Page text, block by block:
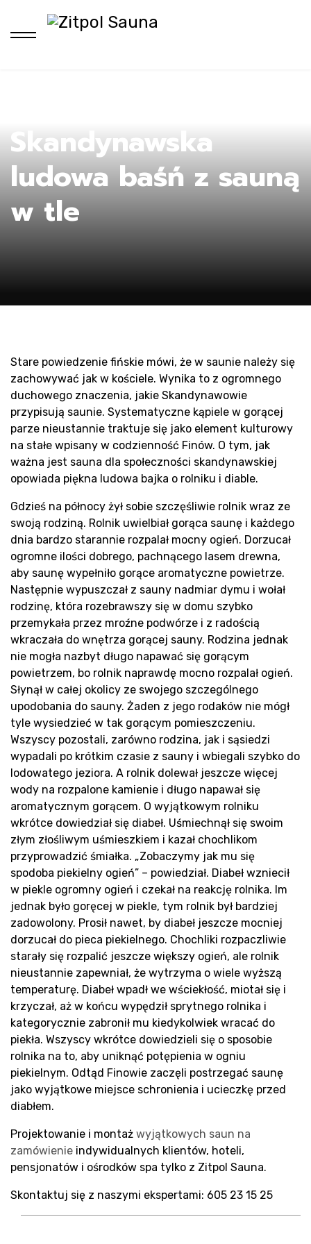
Skandynawska
ludowa baśń z sauną
w tle
Stare powiedzenie fińskie mówi, że w saunie należy się
zachowywać jak w kościele. Wynika to z ogromnego
duchowego znaczenia, jakie Skandynawowie
przypisują saunie. Systematyczne kąpiele w gorącej
parze nieustannie traktuje się jako element kulturowy
na stałe wpisany w codzienność Finów. O tym, jak
ważna jest sauna dla społeczności skandynawskiej
opowiada piękna ludowa bajka o rolniku i diable.
Gdzieś na północy żył sobie szczęśliwie rolnik wraz ze
swoją rodziną. Rolnik uwielbiał gorąca saunę i każdego
dnia bardzo starannie rozpalał mocny ogień. Dorzucał
ogromne ilości dobrego, pachnącego lasem drewna,
aby saunę wypełniło gorące aromatyczne powietrze.
Następnie wypuszczał z sauny nadmiar dymu i wołał
rodzinę, która rozebrawszy się w domu szybko
przemykała przez mroźne podwórze i z radością
wkraczała do wnętrza gorącej sauny. Rodzina jednak
nie mogła nazbyt długo napawać się gorącym
powietrzem, bo rolnik naprawdę mocno rozpalał ogień.
Słynął w całej okolicy ze swojego szczególnego
upodobania do sauny. Żaden z jego rodaków nie mógł
tyle wysiedzieć w tak gorącym pomieszczeniu.
Wszyscy pozostali, zarówno rodzina, jak i sąsiedzi
wypadali po krótkim czasie z sauny i wbiegali szybko do
lodowatego jeziora. A rolnik dolewał jeszcze więcej
wody na rozpalone kamienie i długo napawał się
aromatycznym gorącem. O wyjątkowym rolniku
wkrótce dowiedział się diabeł. Uśmiechnął się swoim
złym złośliwym uśmieszkiem i kazał chochlikom
przyprowadzić śmiałka. „Zobaczymy jak mu się
spodoba piekielny ogień” – powiedział. Diabeł wzniecił
w piekle ogromny ogień i czekał na reakcję rolnika. Im
jednak było goręcej w piekle, tym rolnik był bardziej
zadowolony. Prosił nawet, by diabeł jeszcze mocniej
dorzucał do pieca piekielnego. Chochliki rozpaczliwie
starały się rozpalić jeszcze większy ogień, ale rolnik
nieustannie zapewniał, że wytrzyma o wiele wyższą
temperaturę. Diabeł wpadł we wściekłość, miotał się i
krzyczał, aż w końcu wypędził sprytnego rolnika i
kategorycznie zabronił mu kiedykolwiek wracać do
piekła. Wszyscy wkrótce dowiedzieli się o sposobie
rolnika na to, aby uniknąć potępienia w ogniu
piekielnym. Odtąd Finowie zaczęli postrzegać saunę
jako wyjątkowe miejsce schronienia i ucieczkę przed
diabłem.
Projektowanie i montaż wyjątkowych saun na
zamówienie indywidualnych klientów, hoteli,
pensjonatów i ośrodków spa tylko z Zitpol Sauna.
Skontaktuj się z naszymi ekspertami: 605 23 15 25